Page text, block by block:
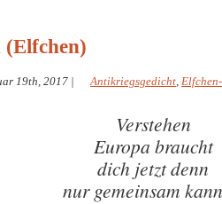
(Elfchen)
19th, 2017 | Antikriegsgedicht,
Verstehen
Europa braucht
dich jetzt denn
nur gemeinsam